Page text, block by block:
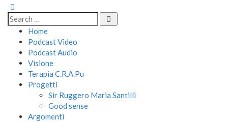
Home
Podcast Video
Podcast Audio
Visione
Terapia C.R.A.Pu
Progetti
Sir Ruggero Maria Santilli
Good sense
Argomenti